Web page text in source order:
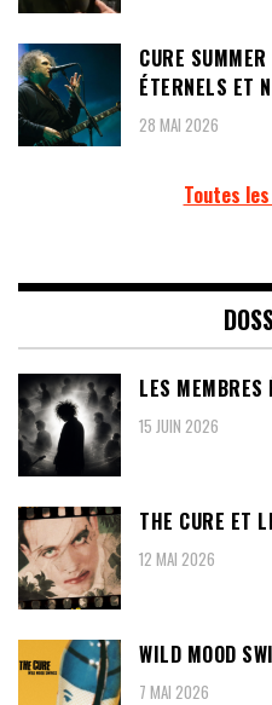
CURE
ÉTERNELS ET
28 MAI 2026
Toutes
LES MEMBRES
15 JUIN 2026
THE CURE ET
12 MAI 2026
WILD MOOD
7 MAI 2026